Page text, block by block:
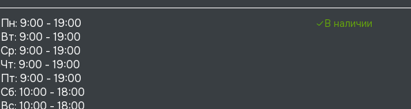
Пн: 9:00 - 19:00
Вт: 9:00 - 19:00
Ср: 9:00 - 19:00
Чт: 9:00 - 19:00
Пт: 9:00 - 19:00
Сб: 10:00 - 18:00
В наличии